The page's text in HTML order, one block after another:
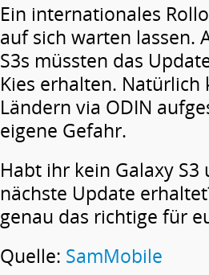
Ein internationales
auf sich warten lassen.
S3s müssten das
Kies erhalten.
Ländern via ODIN
eigene Gefahr.
Habt ihr kein Galaxy
nächste Update
genau das richtige für
Quelle: SamMobile